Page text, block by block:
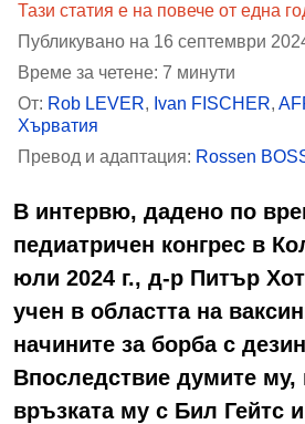
Тази статия е на повече от една
Публикувано на 16 септември
Време за четене: 7 минути
От: Rob LEVER, Ivan FISCHER,
Хърватия
Превод и адаптация: Rossen
В интервю, дадено по
педиатричен конгрес в
юли 2024 г., д-р Питър
учен в областта на
начините за борба с
Впоследствие думите му,
връзката му с Бил Гейтс